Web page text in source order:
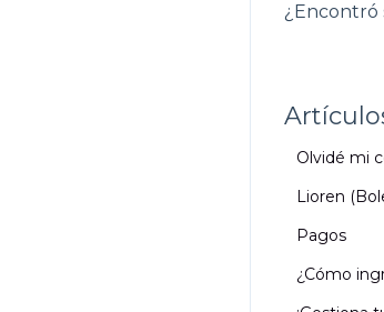
¿Encontró
Olvidé mi
Lioren
Pagos
¿Cómo